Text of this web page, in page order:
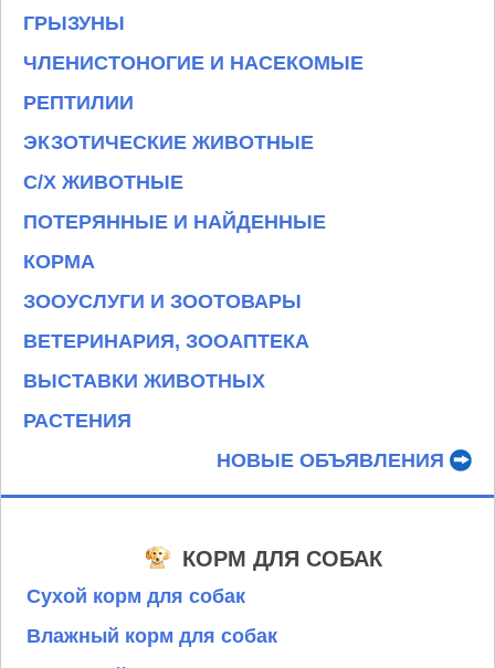
ГРЫЗУНЫ
ЧЛЕНИСТОНОГИЕ И НАСЕКОМЫЕ
РЕПТИЛИИ
ЭКЗОТИЧЕСКИЕ ЖИВОТНЫЕ
С/Х ЖИВОТНЫЕ
ПОТЕРЯННЫЕ И НАЙДЕННЫЕ
КОРМА
ЗООУСЛУГИ И ЗООТОВАРЫ
ВЕТЕРИНАРИЯ, ЗООАПТЕКА
ВЫСТАВКИ ЖИВОТНЫХ
РАСТЕНИЯ
НОВЫЕ ОБЪЯВЛЕНИЯ
КОРМ ДЛЯ СОБАК
Сухой корм для собак
Влажный корм для собак